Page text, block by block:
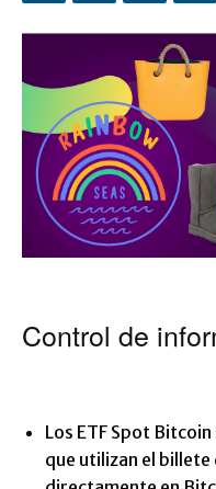
Control de
Los ETF Spot
que utilizan el